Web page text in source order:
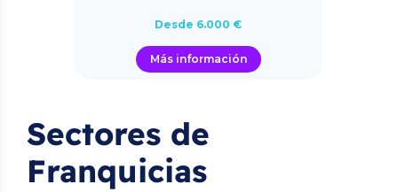
Desde 6.000 €
Más información
Sectores de
Franquicias